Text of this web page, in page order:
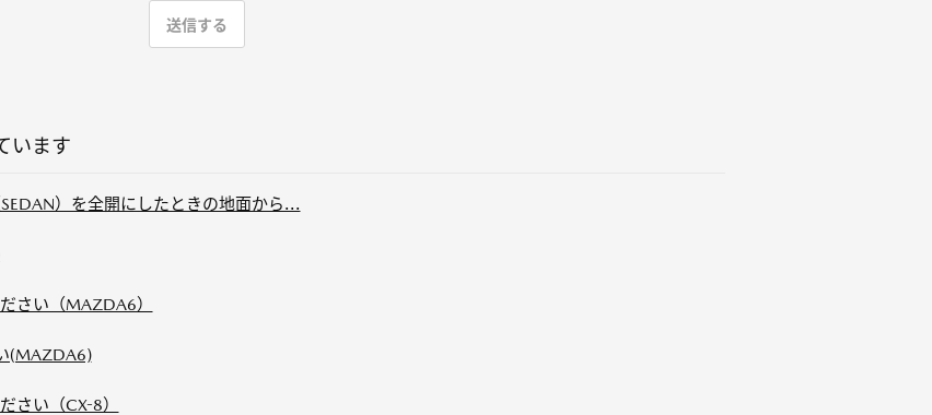
います
）を全開にしたときの地面から...
さい（MAZDA6）
(MAZDA6)
さい（CX-8）